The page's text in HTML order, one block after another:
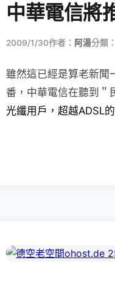
中華電信將
2009/1/30作者： 阿湯分類：
雖然這已經是算老新聞
番，中華電信在聽到＂
光纖用戶，超越ADSL